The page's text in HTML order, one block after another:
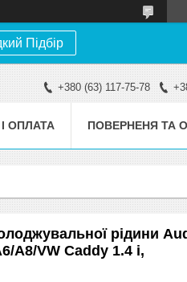
Підбір
+380 (63) 117-75-78
ОПЛАТА ПОВЕРНЕНЯ ТА
рідини
A8/VW Caddy 1.4 i,